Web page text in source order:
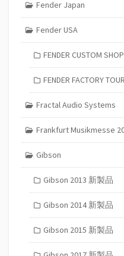
Fender Japan
Fender USA
FENDER CUSTOM SHOP
FENDER FACTORY
Fractal Audio Systems
Frankfurt Musikmesse
Gibson
Gibson 2013 新製品
Gibson 2014 新製品
Gibson 2015 新製品